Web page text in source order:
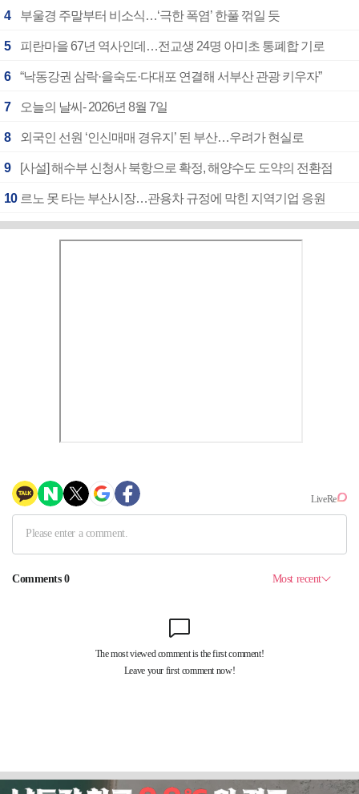
4 부울경 주말부터 비소식…‘극한 폭염’ 한풀 꺾일 듯
5 피란마을 67년 역사인데…전교생 24명 아미초 통폐합 기로
6 “낙동강권 삼락·을숙도·다대포 연결해 서부산 관광 키우자”
7 오늘의 날씨- 2026년 8월 7일
8 외국인 선원 ‘인신매매 경유지’ 된 부산…우려가 현실로
9 [사설] 해수부 신청사 북항으로 확정, 해양수도 도약의 전환점
10 르노 못 타는 부산시장…관용차 규정에 막힌 지역기업 응원